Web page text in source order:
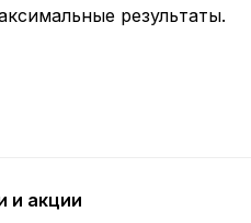
результаты.
и акции